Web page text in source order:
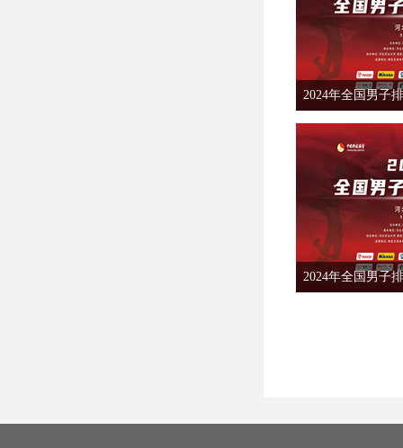
2024年全国男子
2024年全国男子